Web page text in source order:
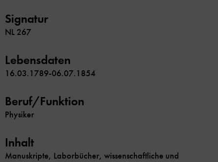
Signatur
NL 267
Lebensdaten
16.03.1789-06.07.1854
Beruf/Funktion
Physiker
Inhalt
Manuskripte, Laborbücher, wissenschaftliche und